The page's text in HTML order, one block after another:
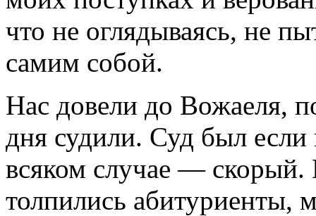
что не оглядываясь, не
самим собой.
Нас довели до Вожаеля,
дня судили. Суд был
всяком случае — скорый.
толпились абитуриенты,